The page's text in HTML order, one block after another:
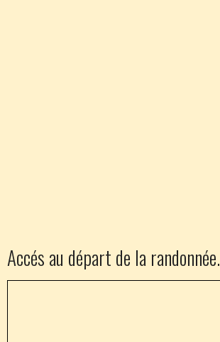
Accés au départ de la randonnée.